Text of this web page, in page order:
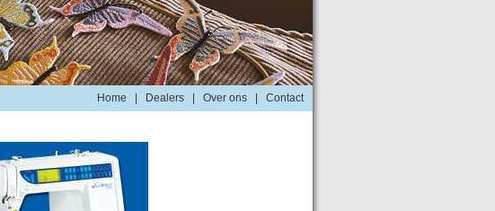
Home Dealers Over ons Contact